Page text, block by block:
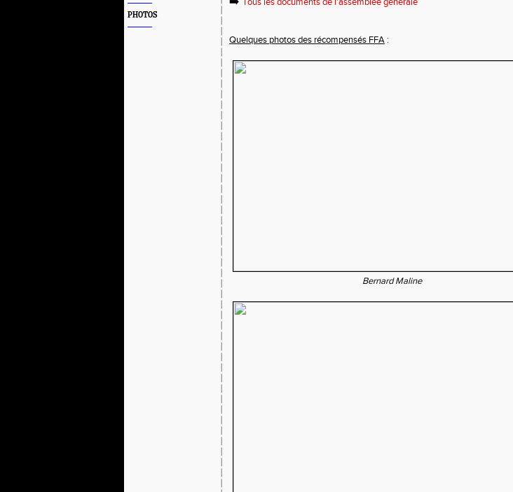
PHOTOS
Quelques photos des récompensés FFA :
Bernard Maline